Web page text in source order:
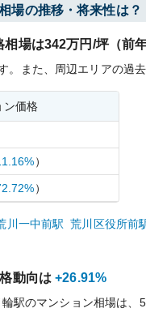
場の推移・将来性は？
相場は342万円/坪（前
。 また、周辺エリアの過去
ン価格
）
）
川一中前駅 荒川区役所前
動向は +26.91%
駅のマンション相場は、